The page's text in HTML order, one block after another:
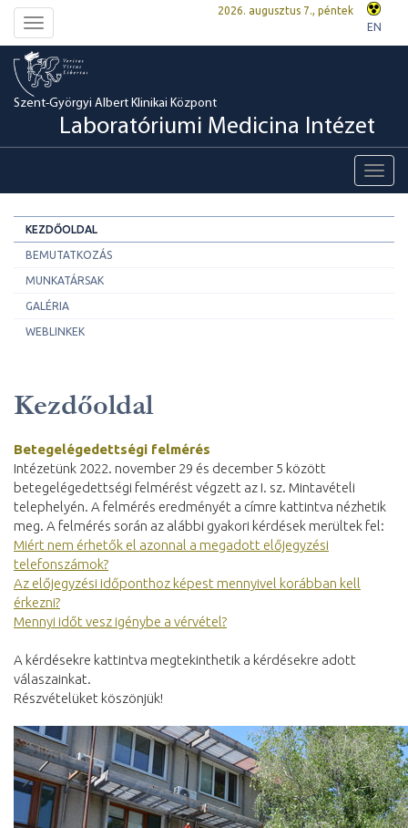
Toggle
navigation
2026. augusztus 7., péntek
EN
Szent-Györgyi Albert Klinikai Központ
Laboratóriumi Medicina Intézet
KEZDŐOLDAL
BEMUTATKOZÁS
MUNKATÁRSAK
GALÉRIA
WEBLINKEK
Kezdőoldal
Betegelégedettségi felmérés
Intézetünk 2022. november 29 és december 5 között
betegelégedettségi felmérést végzett az I. sz. Mintavételi
telephelyén. A felmérés eredményét a címre kattintva nézhetik
meg. A felmérés során az alábbi gyakori kérdések merültek fel:
Miért nem érhetők el azonnal a megadott előjegyzési
telefonszámok?
Az előjegyzési időponthoz képest mennyivel korábban kell
érkezni?
Mennyi időt vesz igénybe a vérvétel?
A kérdésekre kattintva megtekinthetik a kérdésekre adott
válaszainkat.
Részvételüket köszönjük!